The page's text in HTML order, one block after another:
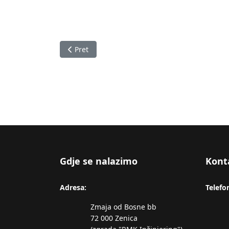
Prethodni članak: Izvještaj o stanju u Zeničko-
Pret
Gdje se nalazimo
Adresa:
Zmaja od Bosne bb
72 000 Zenica